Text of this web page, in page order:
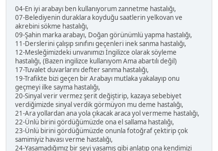
04-En iyi arabayı ben kullanıyorum zannetme hastalığı,
07-Belediyenin duraklara koyduğu saatlerin yelkovan ve
akrebini sökme hastalığı,
09-Şahin marka arabayı, Doğan görünümlü yapma hastalığı,
11-Derslerini çalışıp sınıfını geçenleri inek sanma hastalığı,
12-Mesleğimizdeki unvanımızı İngilizce olarak söyleme
hastalığı, (Bazen ingilizce kullanıyom Ama abartılı değil)
17-Tuvalet duvarlarını defter sanma hastalığı,
19-Trafikte bizi geçen bir Arabayı mutlaka yakalayıp onu
geçmeyi ilke sayma hastalığı,
20-Sinyal verir vermez şerit değiştirip, kazaya sebebiyet
verdiğimizde sinyal verdik görmüyon mu deme hastalığı,
21-Ara yollardan ana yola çıkacak araca yol vermeme hastalığı,
22-Ünlü birini gördüğümüzde ona el sallama hastalığı,
23-Ünlü birini gördüğümüzde onunla fotoğraf çektirip çok
samimiyiz havası verme hastalığı,
24-Yasamadığımız bir şeyi yasamış gibi anlatıp ona kendimizi